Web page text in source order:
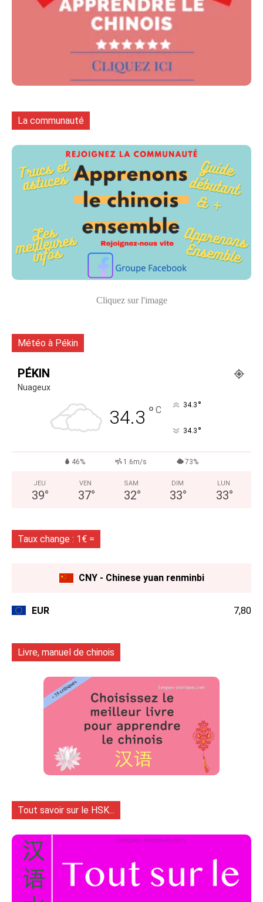
La communauté
Cliquez sur l'image
Météo à Pékin
PÉKIN
Nuageux
34.3 ° C 34.3 °
34.3 °
46% 1.6m/s 73%
JEU
39°
VEN
37°
SAM
32°
DIM
33°
LUN
33°
Taux change : 1€ =
CNY - Chinese yuan renminbi
EUR 7,80
Livre, manuel de chinois
Tout savoir sur le HSK...